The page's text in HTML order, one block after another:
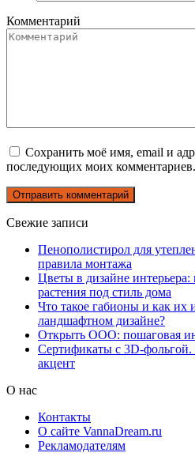
Комментарий
Сохранить моё имя, email и
последующих моих комментариев.
Свежие записи
Пенополистирол для
правила монтажа
Цветы в дизайне
растения под стиль дома
Что такое габионы и как их
ландшафтном дизайне?
Открыть ООО: пошаговая
Сертификаты с 3D-
акцент
О нас
Контакты
О сайте VannaDream.ru
Рекламодателям